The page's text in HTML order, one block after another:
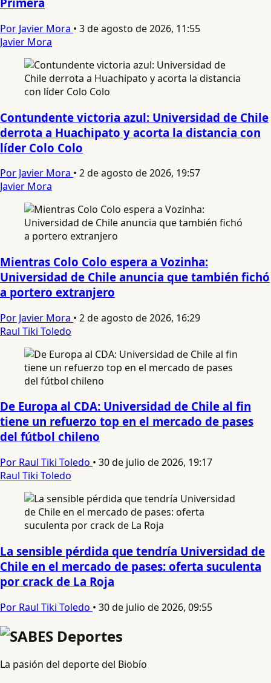
Por Javier Mora • 3 de agosto de 2026, 11:55
Javier Mora
Contundente victoria azul: Universidad de Chile
derrota a Huachipato y acorta la distancia con
líder Colo Colo
Por Javier Mora • 2 de agosto de 2026, 19:57
Javier Mora
Mientras Colo Colo espera a Vozinha:
Universidad de Chile anuncia que también fichó
a portero extranjero
Por Javier Mora • 2 de agosto de 2026, 16:29
Raul Tiki Toledo
De Europa al CDA: Universidad de Chile al fin
tiene un refuerzo top en el mercado de pases
del fútbol chileno
Por Raul Tiki Toledo • 30 de julio de 2026, 19:17
Raul Tiki Toledo
La sensible pérdida que tendría Universidad de
Chile en el mercado de pases: oferta suculenta
por crack de La Roja
Por Raul Tiki Toledo • 30 de julio de 2026, 09:55
La pasión del deporte del Biobío